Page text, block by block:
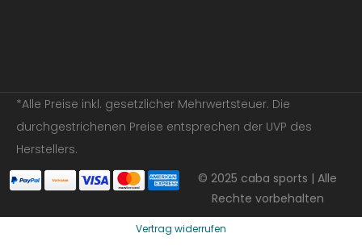
*Alle Preise inkl. gesetzlicher Mehrwertsteuer. Die
durchgestrichenen Preise entsprechen der UVP des
Herstellers.
© 2025 caba sports | Alle
Rechte vorbehalten
Vertrag widerrufen